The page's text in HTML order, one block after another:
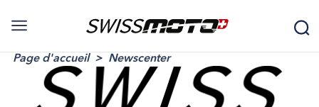
Page d'accueil Newscenter